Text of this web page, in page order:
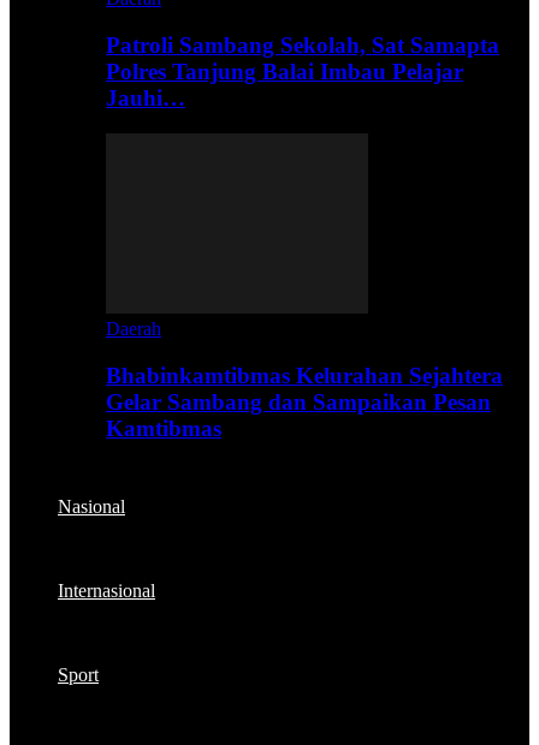
Patroli Sambang Sekolah, Sat Samapta
Polres Tanjung Balai Imbau Pelajar
Jauhi…
Daerah
Bhabinkamtibmas Kelurahan Sejahtera
Gelar Sambang dan Sampaikan Pesan
Kamtibmas
Nasional
Internasional
Sport